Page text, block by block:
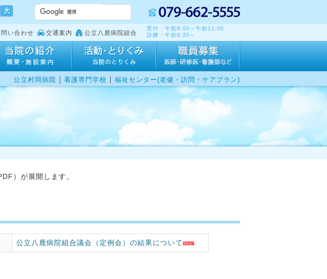
問い合わせ 交通案内 公立八鹿病院組合
受付：午前8:00～午前11:00
診療：午前8:30～
公立村岡病院 ｜ 看護専門学校 ｜ 福祉センター(老健・訪問・ケアプラン)
）が展開します。
公立八鹿病院組合議会（定例会）の結果について